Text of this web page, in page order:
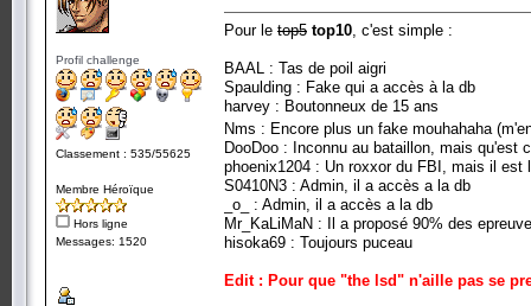
Profil challenge
Classement : 535/55625
Membre Héroïque
Hors ligne
Messages: 1520
Pour le top5 top10 , c'est simple :
BAAL : Tas de poil aigri
Spaulding : Fake qui a accès à la db
harvey : Boutonneux de 15 ans
Nms : Encore plus un fake mouhahaha
DooDoo : Inconnu au bataillon, mais qu'est
phoenix1204 : Un roxxor du FBI, mais il
S0410N3 : Admin, il a accès a la db
_o_ : Admin, il a accès a la db
Mr_KaLiMaN : Il a proposé 90% des
hisoka69 : Toujours puceau
Edit : Pour que "the lsd" n'aille pas se